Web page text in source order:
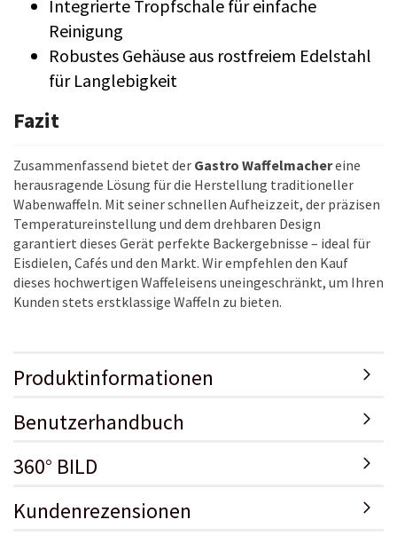
Integrierte Tropfschale für einfache
Reinigung
Robustes Gehäuse aus rostfreiem Edelstahl
für Langlebigkeit
Fazit
Zusammenfassend bietet der Gastro Waffelmachereine
herausragende Lösung für die Herstellung traditioneller
Wabenwaffeln. Mit seiner schnellen Aufheizzeit, der präzisen
Temperatureinstellung und dem drehbaren Design
garantiert dieses Gerät perfekte Backergebnisse – ideal für
Eisdielen, Cafés und den Markt. Wir empfehlen den Kauf
dieses hochwertigen Waffeleisens uneingeschränkt, um Ihren
Kunden stets erstklassige Waffeln zu bieten.
Produktinformationen
Benutzerhandbuch
360° BILD
Kundenrezensionen